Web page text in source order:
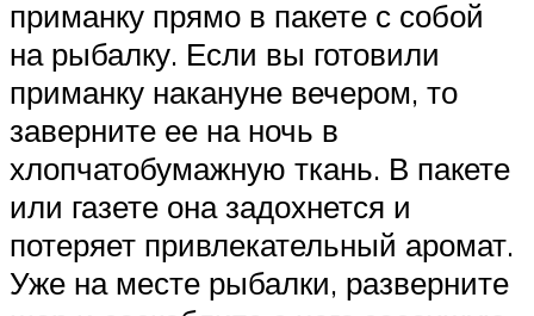
приманку прямо в пакете с собой
на рыбалку. Если вы готовили
приманку накануне вечером, то
заверните ее на ночь в
хлопчатобумажную ткань. В пакете
или газете она задохнется и
потеряет привлекательный аромат.
Уже на месте рыбалки, разверните